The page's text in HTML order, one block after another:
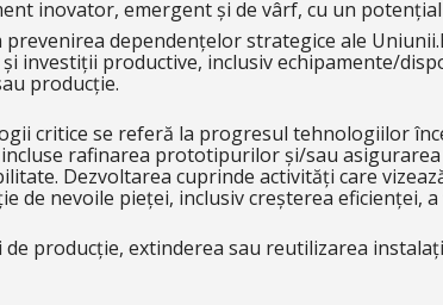
inovator, emergent și de vârf, cu un
dependențelor strategice ale
investiții productive, inclusiv echipamente/
producție.
critice se referă la progresul tehnologiilor
rafinarea prototipurilor și/sau
Dezvoltarea cuprinde activități care
de nevoile pieței, inclusiv creșterea eficienței,
producție, extinderea sau reutilizarea